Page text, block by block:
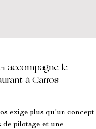
accompagne le
à Carros
exige plus qu’un concept
de pilotage et une